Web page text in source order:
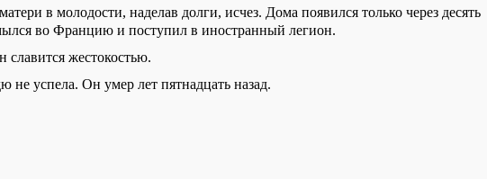
матери в молодости, наделав долги, исчез. Дома появился только через десять
во Францию и поступил в иностранный легион.
жестокостью.
не успела. Он умер лет пятнадцать назад.